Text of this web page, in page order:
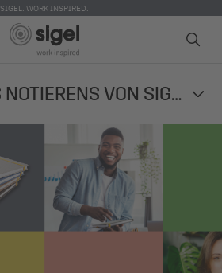
SIGEL. WORK INSPIRED.
DIE WELT DES NOTIERENS VON SIGEL AUF DER FRANKFURTER BUCHMESSE